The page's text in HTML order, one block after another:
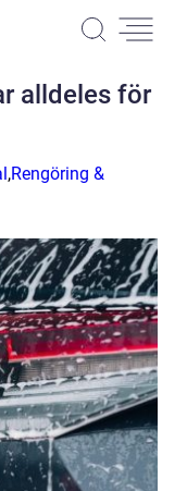
alldeles för
,Rengöring &